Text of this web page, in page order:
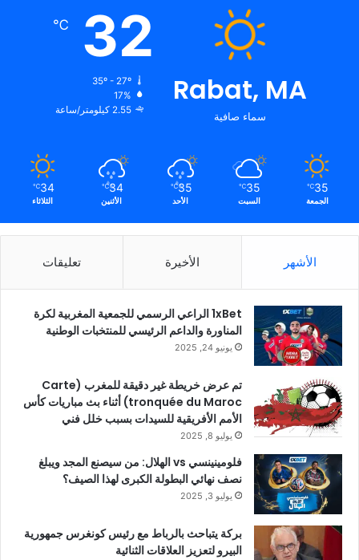
Rabat, MA
سماء صافية
32
℃
35º - 27º
17%
2.55 كيلومتر/ساعة
35
℃
الجمعة
35
℃
السبت
35
℃
الأحد
34
℃
الأثنين
34
℃
الثلاثاء
الأشهر الأخيرة تعليقات
1xBet الراعي الرسمي للجمعية المغربية لكرة
المناورة والداعم الرئيسي للمنتخبات الوطنية
يونيو 24, 2025
تم عرض خريطة غير دقيقة للمغرب (Carte
tronquée du Maroc) أثناء بث مباريات كأس
الأمم الأفريقية للسيدات بسبب خلل فني
يوليو 8, 2025
فلومينينسي vs الهلال: من سيصنع المجد ويبلغ
نصف نهائي البطولة الكبرى لهذا الصيف؟
يوليو 3, 2025
بركة يتباحث بالرباط مع رئيس كونغرس جمهورية
البيرو لتعزيز العلاقات الثنائية